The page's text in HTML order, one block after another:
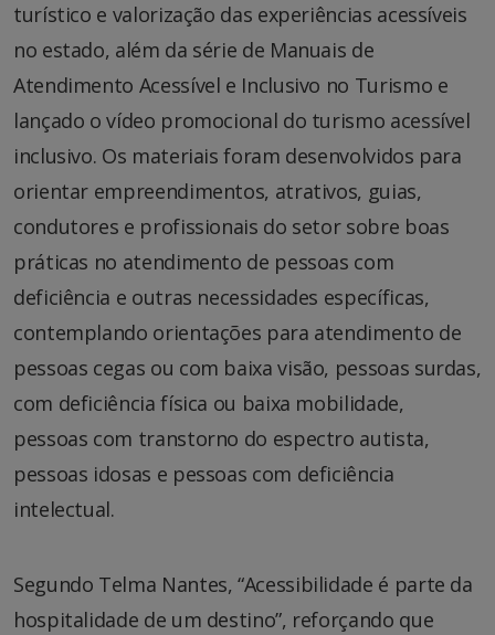
turístico e valorização das experiências acessíveis
no estado, além da série de Manuais de
Atendimento Acessível e Inclusivo no Turismo e
lançado o vídeo promocional do turismo acessível
inclusivo. Os materiais foram desenvolvidos para
orientar empreendimentos, atrativos, guias,
condutores e profissionais do setor sobre boas
práticas no atendimento de pessoas com
deficiência e outras necessidades específicas,
contemplando orientações para atendimento de
pessoas cegas ou com baixa visão, pessoas surdas,
com deficiência física ou baixa mobilidade,
pessoas com transtorno do espectro autista,
pessoas idosas e pessoas com deficiência
intelectual.
Segundo Telma Nantes, “Acessibilidade é parte da
hospitalidade de um destino”, reforçando que